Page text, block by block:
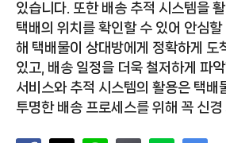
있습니다. 또한 배송 추적 시스템을
택배의 위치를 확인할 수 있어 안심
해 택배물이 상대방에게 정확하게 도
있고, 배송 일정을 더욱 철저하게 파
서비스와 추적 시스템의 활용은 택배
투명한 배송 프로세스를 위해 꼭 신경